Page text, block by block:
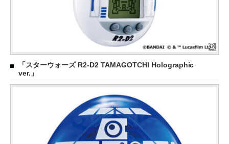
「スターウォーズ R2-D2 TAMAGOTCHI Holographic
ver.」